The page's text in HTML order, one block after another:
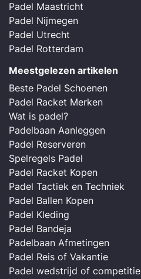
Padel Maastricht
Padel Nijmegen
Padel Utrecht
Padel Rotterdam
Meestgelezen artikelen
Beste Padel Schoenen
Padel Racket Merken
Wat is padel?
Padelbaan Aanleggen
Padel Reserveren
Spelregels Padel
Padel Racket Kopen
Padel Tactiek en Techniek
Padel Ballen Kopen
Padel Kleding
Padel Bandeja
Padelbaan Afmetingen
Padel Reis of Vakantie
Padel wedstrijd of competitie